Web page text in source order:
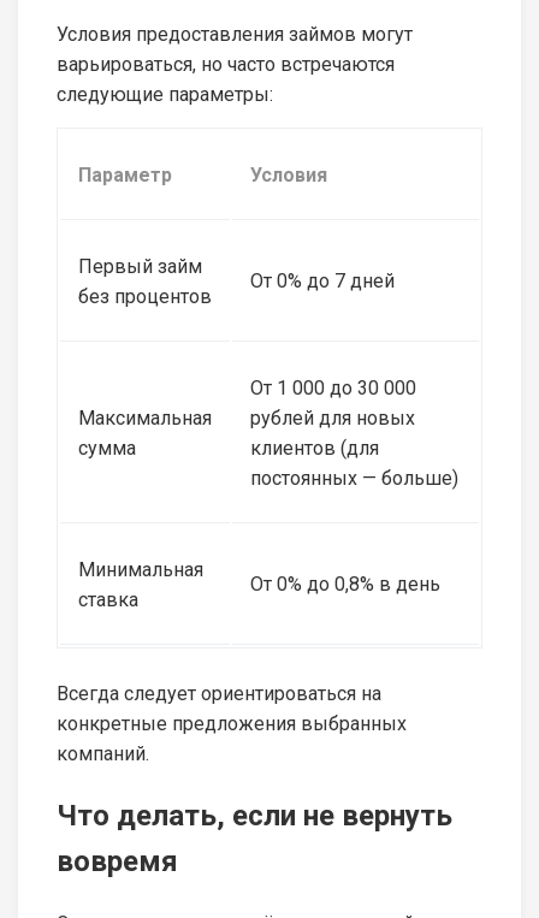
Условия предоставления займов могут
варьироваться, но часто встречаются
следующие параметры:
Параметр Условия
Первый займ
без процентов
От 0% до 7 дней
Максимальная
сумма
От 1 000 до 30 000
рублей для новых
клиентов (для
постоянных — больше)
Минимальная
ставка
От 0% до 0,8% в день
Всегда следует ориентироваться на
конкретные предложения выбранных
компаний.
Что делать, если не вернуть
вовремя